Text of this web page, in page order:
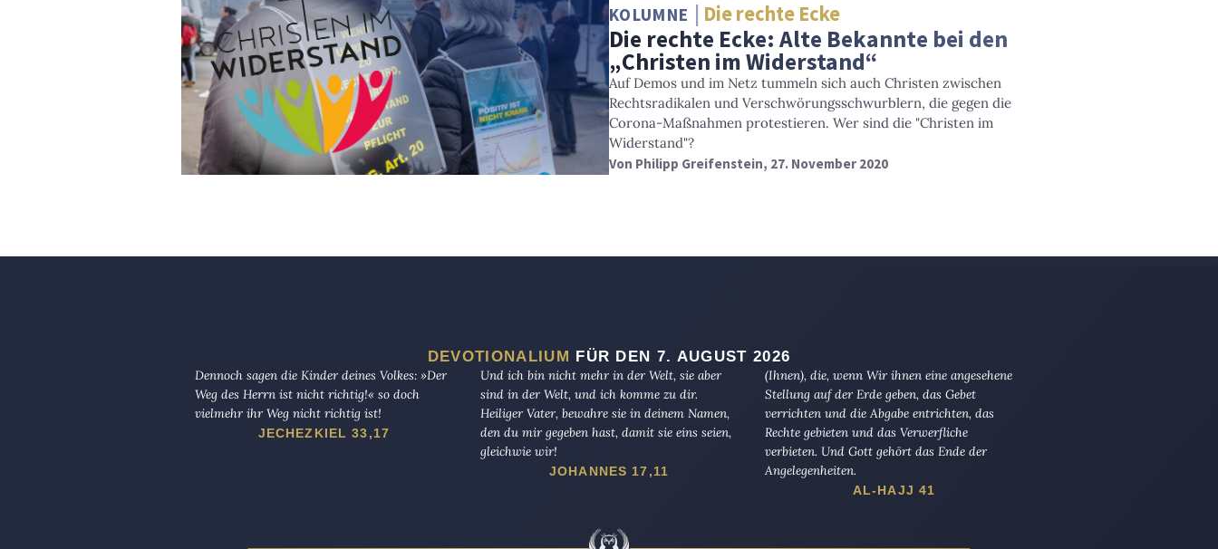
KOLUMNE Die rechte Ecke
Die rechte Ecke: Alte Bekannte bei den
„Christen im Widerstand“
Auf Demos und im Netz tummeln sich auch Christen zwischen
Rechtsradikalen und Verschwörungsschwurblern, die gegen die
Corona-Maßnahmen protestieren. Wer sind die "Christen im
Widerstand"?
Von Philipp Greifenstein, 27. November 2020
DEVOTIONALIUM FÜR DEN 7. AUGUST 2026
Dennoch sagen die Kinder deines Volkes: »Der
Weg des Herrn ist nicht richtig!« so doch
vielmehr ihr Weg nicht richtig ist!
JECHEZKIEL 33,17
Und ich bin nicht mehr in der Welt, sie aber
sind in der Welt, und ich komme zu dir.
Heiliger Vater, bewahre sie in deinem Namen,
den du mir gegeben hast, damit sie eins seien,
gleichwie wir!
JOHANNES 17,11
(Ihnen), die, wenn Wir ihnen eine angesehene
Stellung auf der Erde geben, das Gebet
verrichten und die Abgabe entrichten, das
Rechte gebieten und das Verwerfliche
verbieten. Und Gott gehört das Ende der
Angelegenheiten.
AL-HAJJ 41